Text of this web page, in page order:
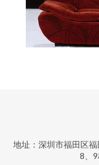
地址：深圳市福田区
8、